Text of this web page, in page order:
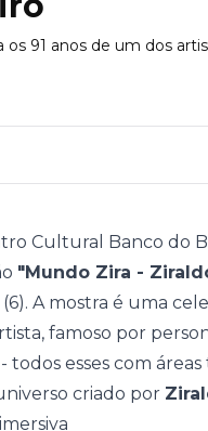
91 anos de um dos
Cultural Banco do
"Mundo Zira -
(6). A mostra é uma
famoso por
- todos esses com
criado por